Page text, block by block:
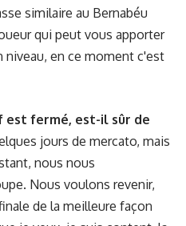
similaire au Bernabéu
qui peut vous apporter
niveau, en ce moment c'est
est fermé, est-il sûr de
jours de mercato, mais
nous nous
Nous voulons revenir,
de la meilleure façon